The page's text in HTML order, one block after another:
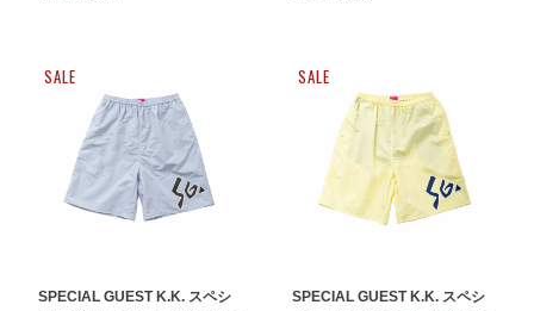
SALE
SPECIAL GUEST K.K. スペシ
SALE
SPECIAL GUEST K.K. スペシ